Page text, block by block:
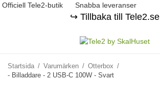
Officiell Tele2-butik Snabba leveranser
↪️ Tillbaka till Tele2.se
Startsida / Varumärken / Otterbox /
- Billaddare - 2 USB-C 100W - Svart